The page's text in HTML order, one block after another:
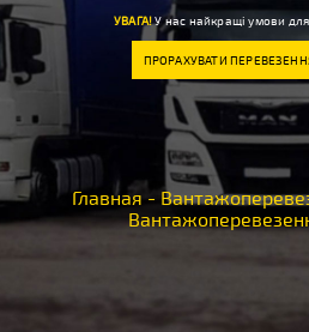
УВАГА!У нас найкращі умови для
ПРОРАХУВАТИ
Главная -